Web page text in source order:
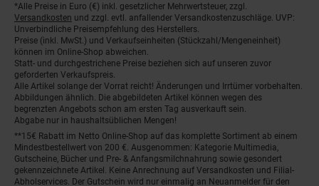
Fußnoten
*Alle Preise in Euro (€) inkl. gesetzlicher Mehrwertsteuer, zzgl.
Versandkosten und zzgl. evtl. anfallender Versandkostenzuschläge. UVP:
Unverbindliche Preisempfehlung des Herstellers.
Preise (inkl. MwSt.) und Verkaufseinheiten (Stückzahl/Mengeneinheit)
können im Online-Shop abweichen.
Statt- und durchgestrichene Preise beziehen sich auf unseren zuvor
geforderten Verkaufspreis.
Alle Artikel solange der Vorrat reicht! Änderungen und Irrtümer vorbehalten.
Abbildungen ähnlich. Die abgebildeten Artikel können wegen des
begrenzten Angebots schon am ersten Tag ausverkauft sein.
Abgabe nur in haushaltsüblichen Mengen!
**15€ Rabatt im Netto Online-Shop auf das komplette Sortiment ab einem
Mindestbestellwert von 200 €. Ausgenommen: Kategorie Multimedia,
Gutscheine, Bücher und Pre- & Anfangsmilchnahrung sowie gesondert
gekennzeichnete Artikel. Keine Anrechnung auf Versandkosten und Filial-
Abholservices. Der Gutschein wird nur einmalig an Neuanmelder für den